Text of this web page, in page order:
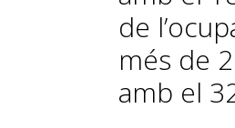
de
més de
amb el